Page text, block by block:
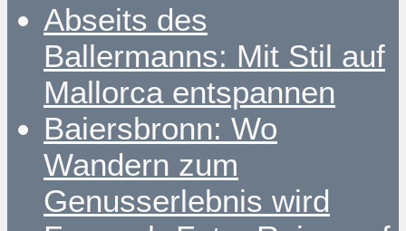
Abseits des
Ballermanns: Mit Stil auf
Mallorca entspannen
Baiersbronn: Wo
Wandern zum
Genusserlebnis wird